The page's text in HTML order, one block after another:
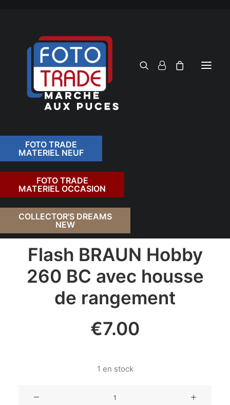
FOTO TRADE
MATERIEL NEUF
FOTO TRADE
MATERIEL OCCASION
COLLECTOR'S DREAMS
NEW
RETOUR
Flash BRAUN Hobby
260 BC avec housse
de rangement
€7.00
1 en stock